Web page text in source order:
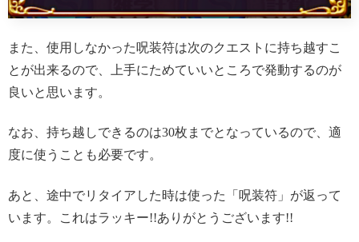
また、使用しなかった呪装符は次のクエストに持ち越すこ
とが出来るので、上手にためていいところで発動するのが
良いと思います。
なお、持ち越しできるのは30枚までとなっているので、適
度に使うことも必要です。
あと、途中でリタイアした時は使った「呪装符」が返って
います。これはラッキー!!ありがとうございます!!